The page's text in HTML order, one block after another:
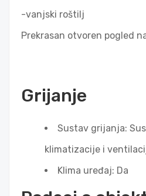
-vanjski roštilj
Prekrasan otvoren pogled
Grijanje
Sustav grijanja:
klimatizacije i
Klima uređaj: Da